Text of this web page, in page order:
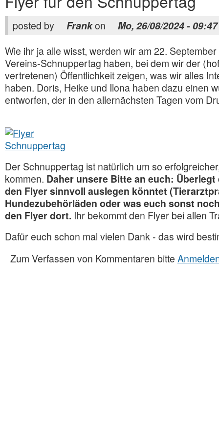
posted by Frankon
Mo, 26/08/2024 - 09:47
Wie ihr ja alle wisst, werden wir am 22.
Vereins-Schnuppertag haben, bei dem wir der
vertretenen) Öffentlichkeit zeigen, was wir alles
haben. Doris, Heike und Ilona haben dazu einen
entworfen, der in den allernächsten Tagen vom
Der Schnuppertag ist natürlich um so
kommen. Daher unsere Bitte an euch:
den Flyer sinnvoll auslegen könntet
Hundezubehörläden oder was euch sonst
den Flyer dort. Ihr bekommt den Flyer bei allen
Dafür euch schon mal vielen Dank - das wird
Zum Verfassen von Kommentaren bitte